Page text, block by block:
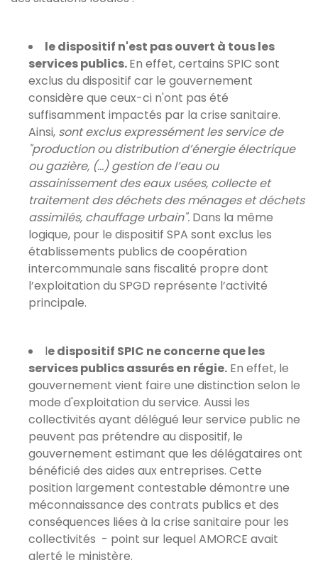
le dispositif n'est pas ouvert à tous les
services publics.En effet, certains SPIC sont
exclus du dispositif car le gouvernement
considère que ceux-ci n'ont pas été
suffisamment impactés par la crise sanitaire.
Ainsi, sont exclus expressément les service de
"production ou distribution d’énergie électrique
ou gazière, (...) gestion de l’eau ou
assainissement des eaux usées, collecte et
traitement des déchets des ménages et déchets
assimilés, chauffage urbain". Dans la même
logique, pour le dispositif SPA sont exclus les
établissements publics de coopération
intercommunale sans fiscalité propre dont
l’exploitation du SPGD représente l’activité
principale.
le dispositif SPIC ne concerne que les
services publics assurés en régie. En effet, le
gouvernement vient faire une distinction selon le
mode d'exploitation du service. Aussi les
collectivités ayant délégué leur service public ne
peuvent pas prétendre au dispositif, le
gouvernement estimant que les délégataires ont
bénéficié des aides aux entreprises. Cette
position largement contestable démontre une
méconnaissance des contrats publics et des
conséquences liées à la crise sanitaire pour les
collectivités - point sur lequel AMORCE avait
alerté le ministère.